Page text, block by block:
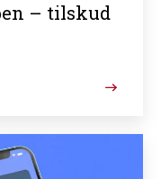
– tilskud